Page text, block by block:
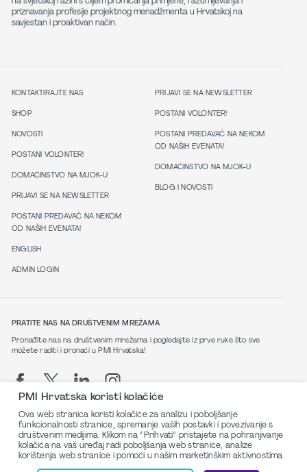
priznavanja profesije projektnog menadžmenta u Hrvatskoj na
savjestan i proaktivan način.
KONTAKTIRAJTE NAS
SHOP
NOVOSTI
POSTANI VOLONTER!
DOMAĆINSTVO NA MJOK-U
PRIJAVI SE NA NEWSLETTER
POSTANI PREDAVAČ NA NEKOM
OD NAŠIH EVENATA!
ENGLISH
ADMIN LOGIN
PRIJAVI SE NA NEWSLETTER
POSTANI VOLONTER!
POSTANI PREDAVAČ NA NEKOM
OD NAŠIH EVENATA!
DOMAĆINSTVO NA MJOK-U
BLOG I NOVOSTI
PRATITE NAS NA DRUŠTVENIM MREŽAMA
Pronađite nas na društvenim mrežama i pogledajte iz prve ruke što sve
možete raditi i pronaći u PMI Hrvatska!
Politika privatnosti
© 2026 PMI Croatia. Sva prava pridržana.
PMI Hrvatska koristi kolačiće
Ova web stranica koristi kolačiće za analizu i poboljšanje
funkcionalnosti stranice, spremanje vaših postavki i povezivanje s
društvenim medijima. Klikom na “Prihvati” pristajete na pohranjivanje
kolačića na vaš uređaj radi poboljšanja web stranice, analize
korištenja web stranice i pomoći u našim marketinškim aktivnostima.